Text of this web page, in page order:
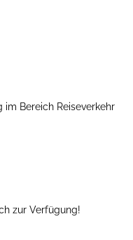
im Bereich Reiseverkehr
zur Verfügung!